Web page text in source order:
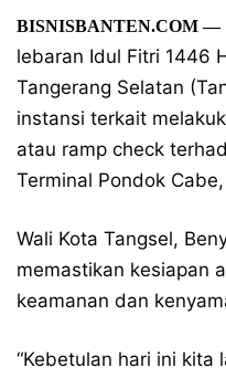
BISNISBANTEN.COM —
lebaran Idul Fitri 1446
Tangerang Selatan
instansi terkait
atau ramp check
Terminal Pondok
Wali Kota Tangsel,
memastikan kesiapan
keamanan dan
“Kebetulan hari ini kita